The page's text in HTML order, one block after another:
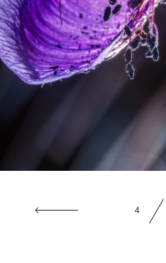
4